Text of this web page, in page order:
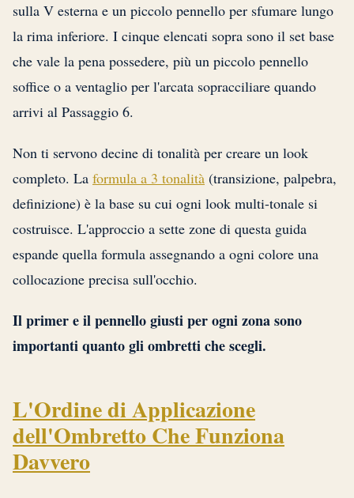
sulla V esterna e un piccolo pennello per sfumare lungo
la rima inferiore. I cinque elencati sopra sono il set base
che vale la pena possedere, più un piccolo pennello
soffice o a ventaglio per l'arcata sopracciliare quando
arrivi al Passaggio 6.
Non ti servono decine di tonalità per creare un look
completo. La formula a 3 tonalità (transizione, palpebra,
definizione) è la base su cui ogni look multi-tonale si
costruisce. L'approccio a sette zone di questa guida
espande quella formula assegnando a ogni colore una
collocazione precisa sull'occhio.
Il primer e il pennello giusti per ogni zona sono
importanti quanto gli ombretti che scegli.
L'Ordine di Applicazione
dell'Ombretto Che Funziona
Davvero